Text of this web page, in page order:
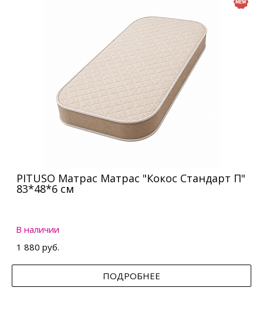
PITUSO Матрас Матрас "Кокос Стандарт П"
83*48*6 см
В наличии
1 880 руб.
ПОДРОБНЕЕ